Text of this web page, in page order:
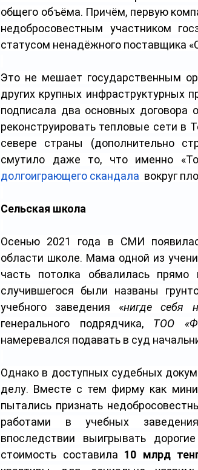
общего объёма. Причём, первую
недобросовестным участником
статусом ненадёжного поставщика
Это не мешает государственным
других крупных инфраструктурных
подписала два основных договора
реконструировать тепловые сети в
севере страны (дополнительно
смутило даже то, что именно
долгоиграющего скандала вокруг
Сельская школа
Осенью 2021 года в СМИ
области школе. Мама одной из
часть потолка обвалилась
случившегося были названы
учебного заведения «нигде себя
генерального подрядчика, ТОО
намеревался подавать в суд
Однако в доступных судебных
делу. Вместе с тем фирму как
пытались признать
работами в учебных
впоследствии выигрывать
стоимость составила 10 млрд